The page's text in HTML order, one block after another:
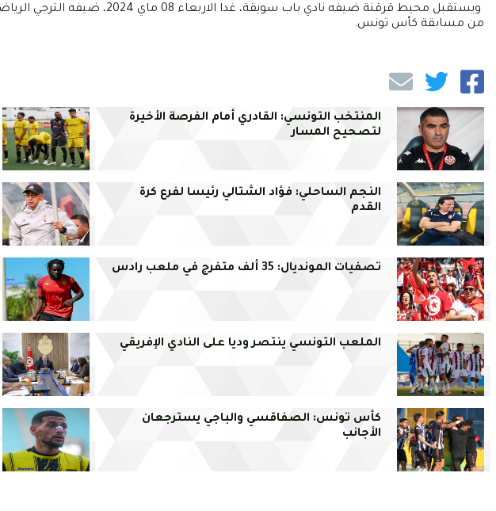
ويستقبل محيط قرقنة ضيفه نادي باب
من مسابقة كأس تونس.
المنتخب التونسي: القادري أمام الفرصة الأخيرة
لتصحيح المسار
النجم الساحلي: فؤاد الشتالي رئيسا لفرع كرة
القدم
تصفيات المونديال: 35 ألف متفرج في ملعب رادس
الملعب التونسي ينتصر وديا على النادي الإفريقي
كأس تونس: الصفاقسي والباجي يسترجعان
الأجانب